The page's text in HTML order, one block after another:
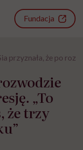
Fundacja
przyznała, że po
„To
że trzy